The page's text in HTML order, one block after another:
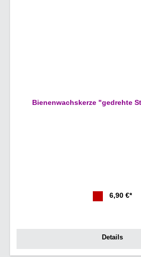
Bienenwachskerze "gedrehte
6,90 €*
Details